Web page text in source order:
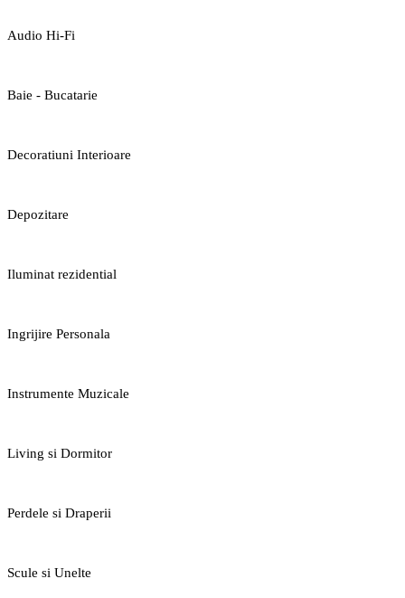
Audio Hi-Fi
Baie - Bucatarie
Decoratiuni Interioare
Depozitare
Iluminat rezidential
Ingrijire Personala
Instrumente Muzicale
Living si Dormitor
Perdele si Draperii
Scule si Unelte